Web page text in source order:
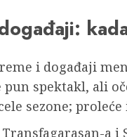
i događaji
spektakl, ali
sezone;
a